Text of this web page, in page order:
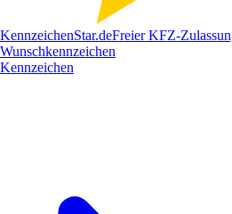
KennzeichenStar.deFreier KFZ-
Wunschkennzeichen
Kennzeichen